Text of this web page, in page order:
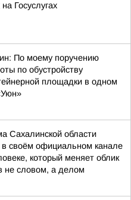
Госуслугах
По моему поручению
по обустройству
площадки в одном
Сахалинской области
своём официальном канале
который меняет облик
не словом, а делом